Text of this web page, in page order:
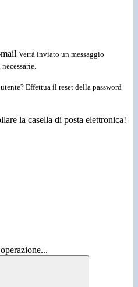
Verrà inviato un messaggio
Effettua il reset della password
la casella di posta elettronica!